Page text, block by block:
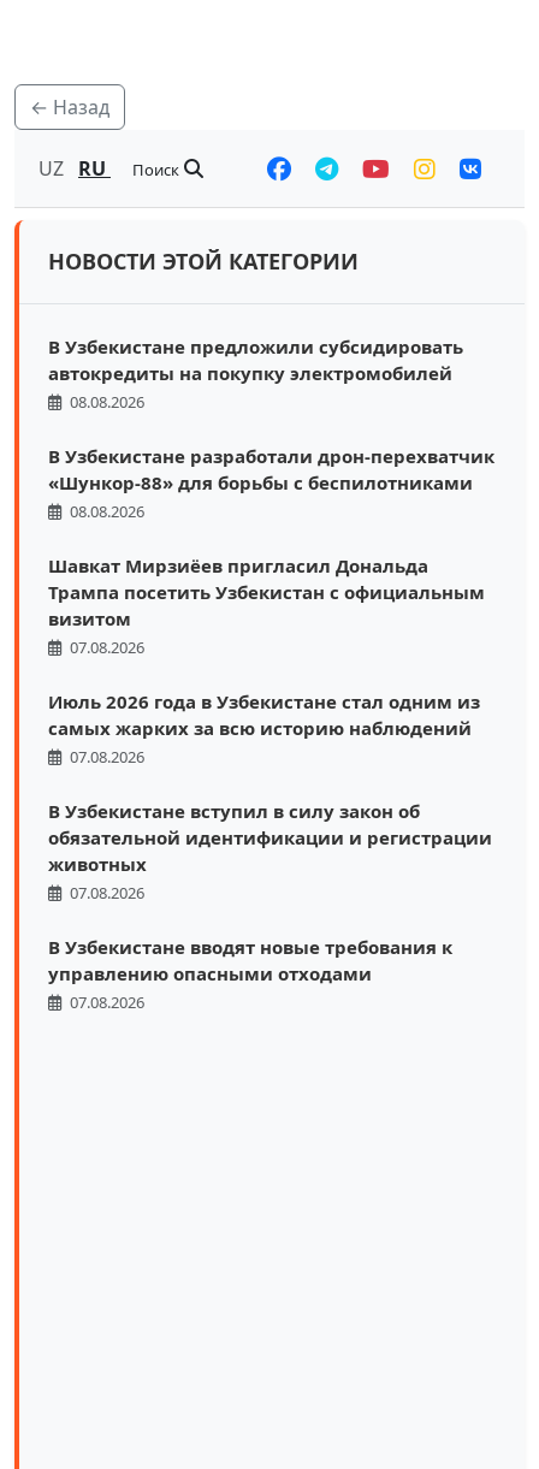
← Назад
UZ RU Поиск
НОВОСТИ ЭТОЙ КАТЕГОРИИ
В Узбекистане предложили субсидировать
автокредиты на покупку электромобилей
08.08.2026
В Узбекистане разработали дрон-перехватчик
«Шункор-88» для борьбы с беспилотниками
08.08.2026
Шавкат Мирзиёев пригласил Дональда
Трампа посетить Узбекистан с официальным
визитом
07.08.2026
Июль 2026 года в Узбекистане стал одним из
самых жарких за всю историю наблюдений
07.08.2026
В Узбекистане вступил в силу закон об
обязательной идентификации и регистрации
животных
07.08.2026
В Узбекистане вводят новые требования к
управлению опасными отходами
07.08.2026